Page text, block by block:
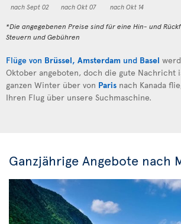
nach Sept 02
nach Okt 07
nach Okt 14
*Die angegebenen Preise sind für eine Hin- und
Steuern und Gebühren
Flüge von Brüssel, Amsterdam und Basel
Oktober angeboten, doch die gute Nachricht
ganzen Winter über von Paris nach Kanada
Ihren Flug über unsere Suchmaschine.
Ganzjährige Angebote nach